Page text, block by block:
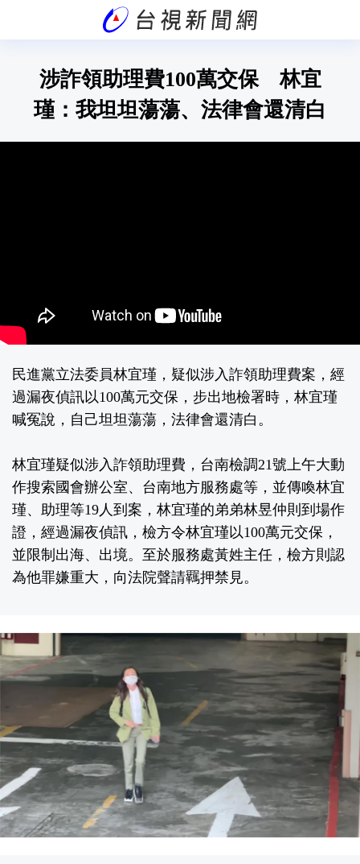
涉詐領助理費100萬交保 林宜
瑾：我坦坦蕩蕩、法律會還清白
民進黨立法委員林宜瑾，疑似涉入詐領助理費案，經
過漏夜偵訊以100萬元交保，步出地檢署時，林宜瑾
喊冤說，自己坦坦蕩蕩，法律會還清白。
林宜瑾疑似涉入詐領助理費，台南檢調21號上午大動
作搜索國會辦公室、台南地方服務處等，並傳喚林宜
瑾、助理等19人到案，林宜瑾的弟弟林昱仲則到場作
證，經過漏夜偵訊，檢方令林宜瑾以100萬元交保，
並限制出海、出境。至於服務處黃姓主任，檢方則認
為他罪嫌重大，向法院聲請羈押禁見。